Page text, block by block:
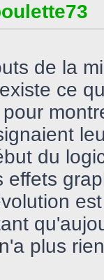
de la
ce
du
effets
plus